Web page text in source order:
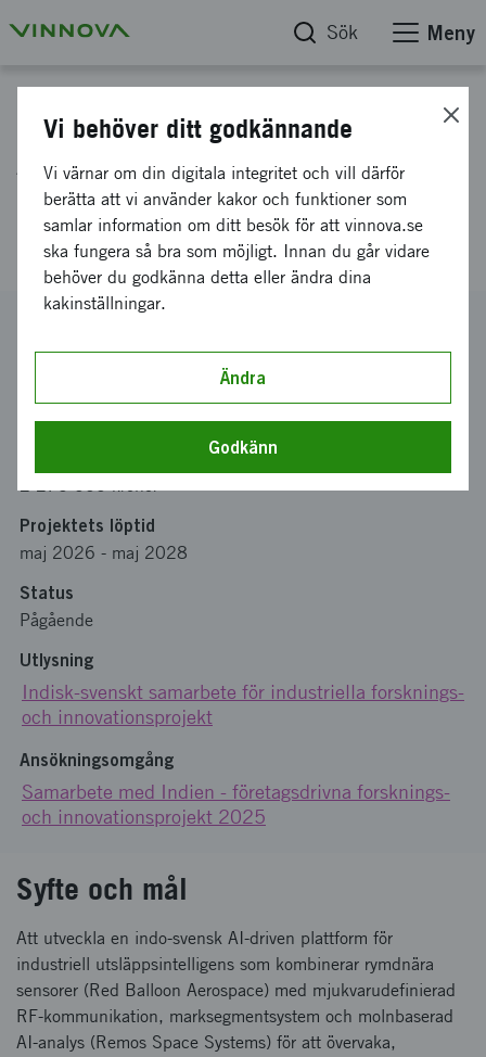
Sök Meny
AI-Driven remote emission
monitoring platform for steel &
cement
2025-04854
REMOS Space Systems AB
2 275 000 kronor
Projektets löptid
maj 2026 - maj 2028
Status
Pågående
Utlysning
Indisk-svenskt samarbete för industriella forsknings-
och innovationsprojekt
Ansökningsomgång
Samarbete med Indien - företagsdrivna forsknings-
och innovationsprojekt 2025
Syfte och mål
Att utveckla en indo-svensk AI-driven plattform för
industriell utsläppsintelligens som kombinerar rymdnära
sensorer (Red Balloon Aerospace) med mjukvarudefinierad
RF-kommunikation, marksegmentsystem och molnbaserad
AI-analys (Remos Space Systems) för att övervaka,
Vi behöver ditt godkännande
Vi värnar om din digitala integritet och vill därför
berätta att vi använder kakor och funktioner som
samlar information om ditt besök för att vinnova.se
ska fungera så bra som möjligt. Innan du går vidare
behöver du godkänna detta eller ändra dina
kakinställningar.
Ändra
Godkänn